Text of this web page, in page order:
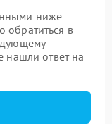
ниже
обратиться в
нашли ответ на